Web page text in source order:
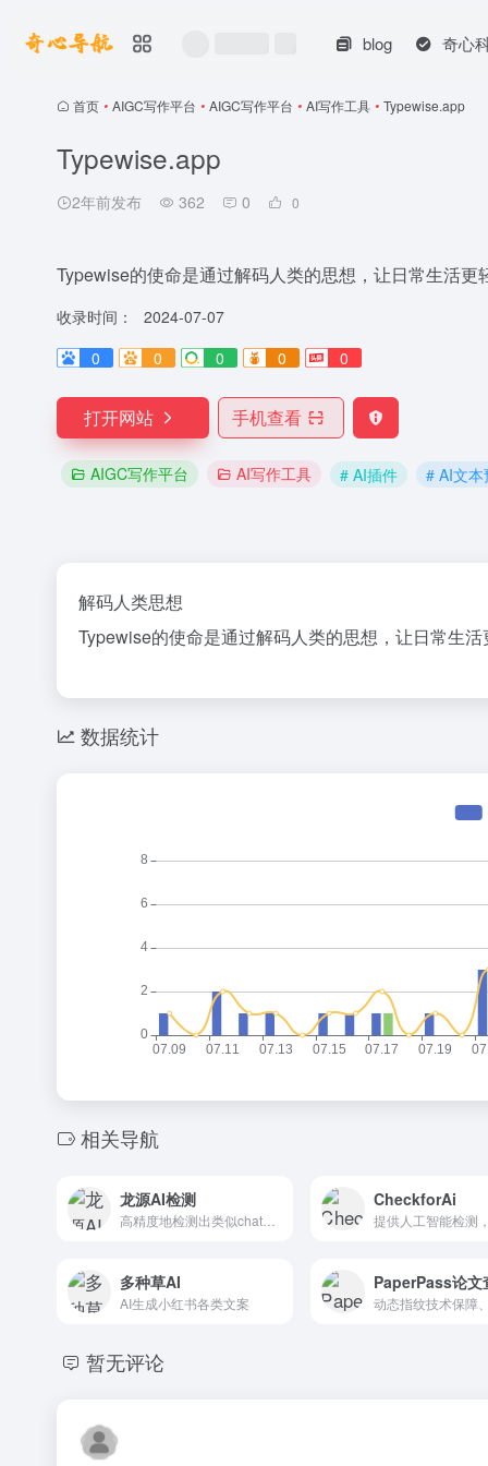
blog 奇心
首页 • AIGC写作平台 • AIGC写作平台 • AI写作工具 • Typewise.app
Typewise.app
2年前发布 362 0 0
Typewise的使命是通过解码人类的思想，让日常生活
收录时间：
2024-07-07
0
0 0 0 0
打开网站 手机查看
AIGC写作平台 AI写作工具 # AI插件 # AI文本
解码人类思想
Typewise的使命是通过解码人类的思想，让日常生
数据统计
相关导航
龙源AI检测 CheckforAi
多种草AI
AI生成小红书各类文案
暂无评论